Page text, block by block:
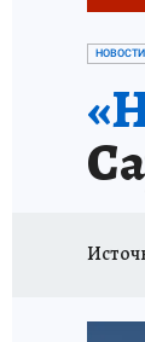
НОВОСТИ